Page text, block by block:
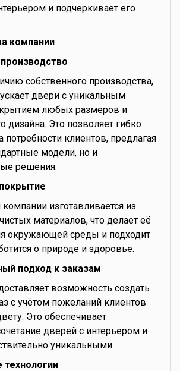
и подчеркивает его
компании
собственного производства,
двери с уникальным
любых размеров и
дизайна. Это позволяет гибко
потребности клиентов, предлагая
модели, но и
решения.
изготавливается из
материалов, что делает её
окружающей среды и подходит
о природе и здоровье.
подход к заказам
возможность создать
с учётом пожеланий клиентов
Это обеспечивает
дверей с интерьером и
уникальными.